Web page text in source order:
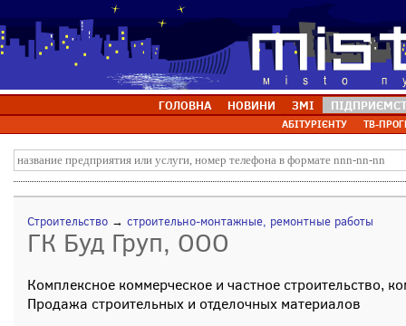
ГОЛОВНА НОВИНИ ЗМІ
АБІТУРІЄНТУ ТВ-
Строительство → строительно-монтажные, ремонтные работы
ГК Буд Груп, ООО
Комплексное коммерческое и частное строительство,
Продажа строительных и отделочных материалов